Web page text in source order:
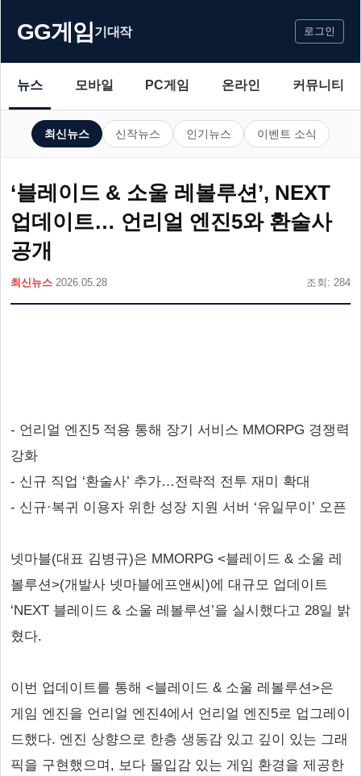
GG게임기대작 로그인
뉴스 모바일 PC게임 온라인 커뮤니티
최신뉴스 신작뉴스 인기뉴스 이벤트 소식
‘블레이드 & 소울 레볼루션’, NEXT
업데이트… 언리얼 엔진5와 환술사
공개
최신뉴스 2026.05.28 조회: 284
- 언리얼 엔진5 적용 통해 장기 서비스 MMORPG 경쟁력
강화
- 신규 직업 ‘환술사’ 추가…전략적 전투 재미 확대
- 신규·복귀 이용자 위한 성장 지원 서버 ‘유일무이’ 오픈
넷마블(대표 김병규)은 MMORPG <블레이드 & 소울 레
볼루션>(개발사 넷마블에프앤씨)에 대규모 업데이트
‘NEXT 블레이드 & 소울 레볼루션’을 실시했다고 28일 밝
혔다.
이번 업데이트를 통해 <블레이드 & 소울 레볼루션>은
게임 엔진을 언리얼 엔진4에서 언리얼 엔진5로 업그레이
드했다. 엔진 상향으로 한층 생동감 있고 깊이 있는 그래
픽을 구현했으며, 보다 몰입감 있는 게임 환경을 제공한